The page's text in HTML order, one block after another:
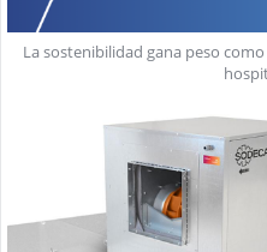
La sostenibilidad gana peso